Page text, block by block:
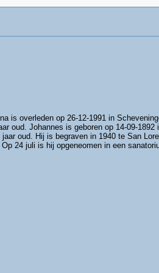
is overleden op 26-12-1991 in
oud. Johannes is geboren op 14-09-1892
oud. Hij is begraven in 1940 te San
24 juli is hij opgeneomen in een